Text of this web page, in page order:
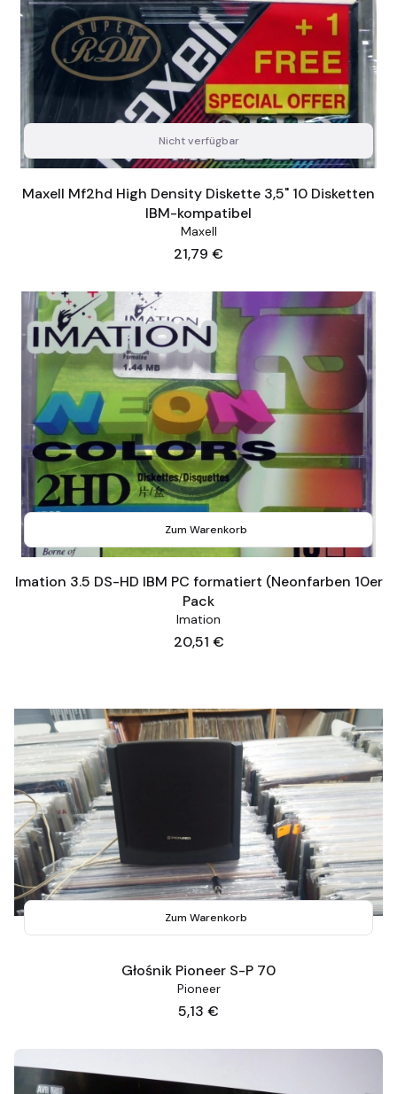
Nicht verfügbar
Maxell Mf2hd High Density Diskette 3,5" 10 Disketten
IBM-kompatibel
Maxell
Preis
21,79 €
Zum Warenkorb
Imation 3.5 DS-HD IBM PC formatiert (Neonfarben 10er
Pack
Imation
Preis
20,51 €
Zum Warenkorb
Głośnik Pioneer S-P 70
Pioneer
Preis
5,13 €